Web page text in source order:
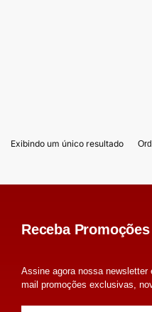
Exibindo um único resultado
Receba
Assine agora nossa
mail promoções exclusivas,